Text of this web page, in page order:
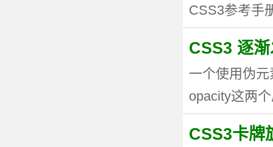
CSS3参考手
CSS3 逐
一个使用伪
opacity这两
CSS3卡牌